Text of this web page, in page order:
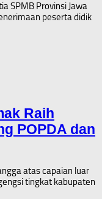
SPMB Provinsi Jawa
peserta didik
Raih
POPDA dan
atas capaian luar
tingkat kabupaten